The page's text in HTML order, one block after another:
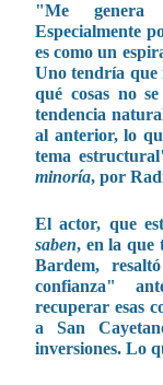
"Me genera
Especialmente
es como un
Uno tendría
qué cosas no
tendencia
al anterior, lo
tema
minoría, por
El actor, que
saben, en la que
Bardem,
confianza"
recuperar esas
a San
inversiones. Lo